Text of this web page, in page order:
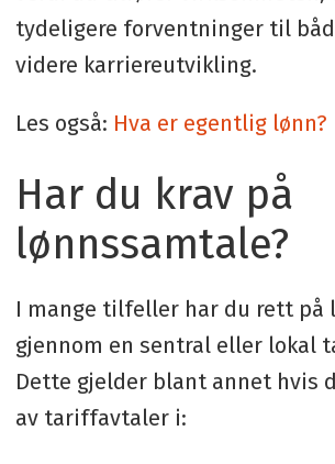
tydeligere forventninger til
videre karriereutvikling.
Les også: Hva er egentlig lønn?
Har du krav på
lønnssamtale?
I mange tilfeller har du rett på
gjennom en sentral eller lokal
Dette gjelder blant annet hvis
av tariffavtaler i: